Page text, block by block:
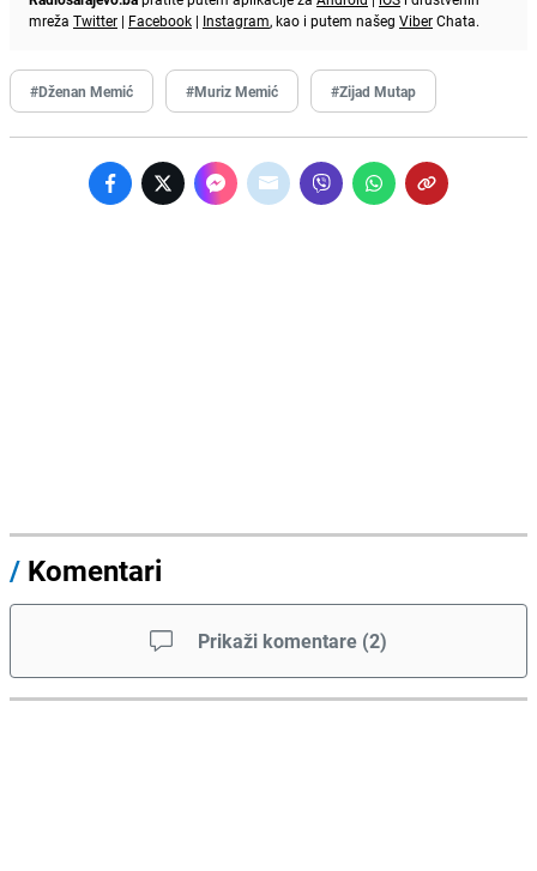
mreža Twitter | Facebook | Instagram, kao i putem našeg ViberChata.
#Dženan Memić #Muriz Memić #Zijad Mutap
/ Komentari
Prikaži komentare (2)